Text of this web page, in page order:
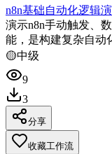
n8n基础自动化逻辑
演示n8n手动触发、
能，是构建复杂自动
🟡中级
9
3
分享
收藏工作流